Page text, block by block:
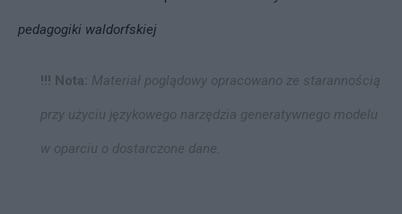
pedagogiki waldorfskiej
!!! Nota: Materiał poglądowy opracowano ze starannością
przy użyciu językowego narzędzia generatywnego modelu
w oparciu o dostarczone dane.